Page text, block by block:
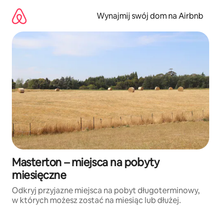
treści
Wynajmij swój dom na Airbnb
Masterton – miejsca na pobyty
miesięczne
Odkryj przyjazne miejsca na pobyt długoterminowy,
w których możesz zostać na miesiąc lub dłużej.